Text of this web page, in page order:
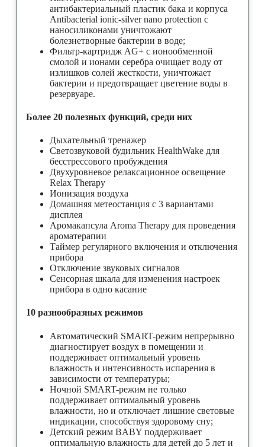
антибактериальный пластик бака и корпуса
Antibacterial ionic-silver nano protection с
наносиликонами уничтожают
болезнетворные бактерии в воде;
Фильтр-картридж AG+ с ионообменной
смолой и ионами серебра очищает воду от
излишков солей жесткости, уничтожает
бактерии и предотвращает цветение воды в
резервуаре.
Более 20 полезных функций, среди них
Дыхательный тренажер
Светозвуковой будильник HealthWake для
бесстрессового пробуждения
Двухуровневое релаксационное освещение
Relax Therapy
Ионизация воздуха
Домашняя метеостанция с 3 вариантами
дисплея
Аромакапсула Aroma Therapy для проведения
ароматерапии
Таймер регулярного включения и отключения
прибора
Отключение звуковых сигналов
Сенсорная шкала для изменения настроек
прибора в одно касание
10 разнообразных режимов
Автоматический SMART-режим непрерывно
диагностирует воздух в помещении и
поддерживает оптимальный уровень
влажность и интенсивность испарения в
зависимости от температуры;
Ночной SMART-режим не только
поддерживает оптимальный уровень
влажности, но и отключает лишние световые
индикации, способствуя здоровому сну;
Детский режим BABY поддерживает
оптимальную влажность для детей до 5 лет и